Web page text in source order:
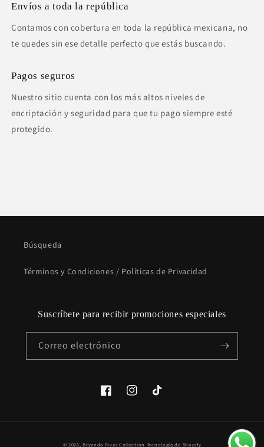
Envíos a toda la república
Contamos con cobertura en toda la república mexicana, no
te quedes sin ese detalle perfecto que estás buscando.
Pagos seguros
Nuestro sitio cuenta con los más altos niveles de
encriptación y seguridad para que tu pago siempre esté
protegido.
Búsqueda
Términos y Condiciones / Políticas de Privacidad
Suscríbete para recibir promociones especiales
Correo electrónico
FacebookInstagramTikTok
© 2026,Bryanda Rivas Collection Tecnología de Shopify